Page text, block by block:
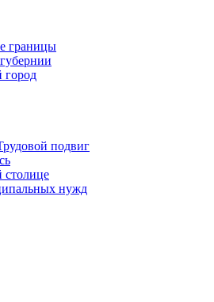
границы
город
подвиг
столице
нужд